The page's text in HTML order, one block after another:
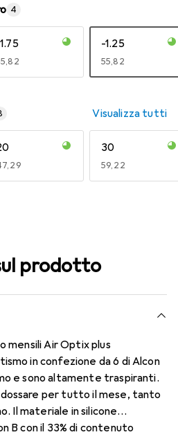
4
-1.25
EUR
55,82
Visualizza tutti
30
EUR
59,22
prodotto
mensili Air Optix plus
in confezione da 6 di Alcon
e sono altamente traspiranti.
per tutto il mese, tanto
Il materiale in silicone
B con il 33% di contenuto